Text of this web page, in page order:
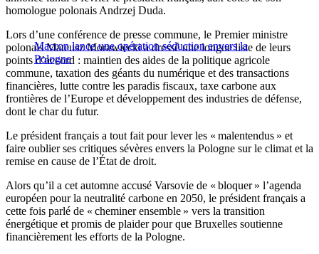
homologue polonais Andrzej Duda.
Macron lance une opération séduction envers la
Pologne
Lors d’une conférence de presse commune, le Premier ministre
polonais Mateusz Morawiecki a dressé une longue liste de leurs
points d’accord : maintien des aides de la politique agricole
commune, taxation des géants du numérique et des transactions
financières, lutte contre les paradis fiscaux, taxe carbone aux
frontières de l’Europe et développement des industries de défense,
dont le char du futur.
Le président français a tout fait pour lever les « malentendus » et
faire oublier ses critiques sévères envers la Pologne sur le climat et la
remise en cause de l’État de droit.
Alors qu’il a cet automne accusé Varsovie de « bloquer » l’agenda
européen pour la neutralité carbone en 2050, le président français a
cette fois parlé de « cheminer ensemble » vers la transition
énergétique et promis de plaider pour que Bruxelles soutienne
financièrement les efforts de la Pologne.